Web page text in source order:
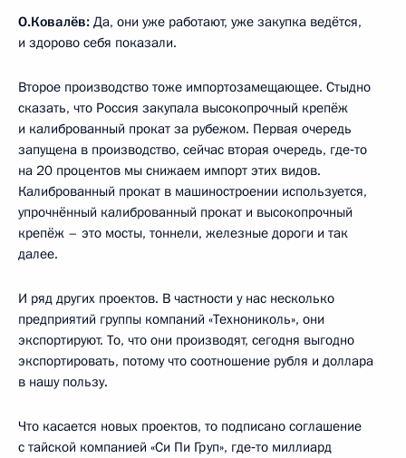
О.Ковалёв: Да, они уже работают, уже закупка ведётся,
и здорово себя показали.
Второе производство тоже импортозамещающее. Стыдно
сказать, что Россия закупала высокопрочный крепёж
и калиброванный прокат за рубежом. Первая очередь
запущена в производство, сейчас вторая очередь, где‑то
на 20 процентов мы снижаем импорт этих видов.
Калиброванный прокат в машиностроении используется,
упрочнённый калиброванный прокат и высокопрочный
крепёж – это мосты, тоннели, железные дороги и так
далее.
И ряд других проектов. В частности у нас несколько
предприятий группы компаний «Технониколь», они
экспортируют. То, что они производят, сегодня выгодно
экспортировать, потому что соотношение рубля и доллара
в нашу пользу.
Что касается новых проектов, то подписано соглашение
с тайской компанией «Си Пи Груп», где‑то миллиард